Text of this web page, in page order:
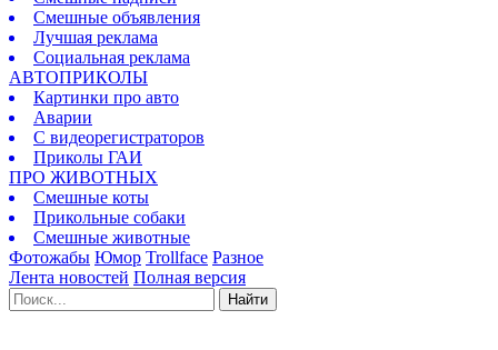
Смешные объявления
Лучшая реклама
Социальная реклама
АВТОПРИКОЛЫ
Картинки про авто
Аварии
С видеорегистраторов
Приколы ГАИ
ПРО ЖИВОТНЫХ
Смешные коты
Прикольные собаки
Смешные животные
Фотожабы Юмор Trollface Разное
Лента новостей Полная версия
Найти